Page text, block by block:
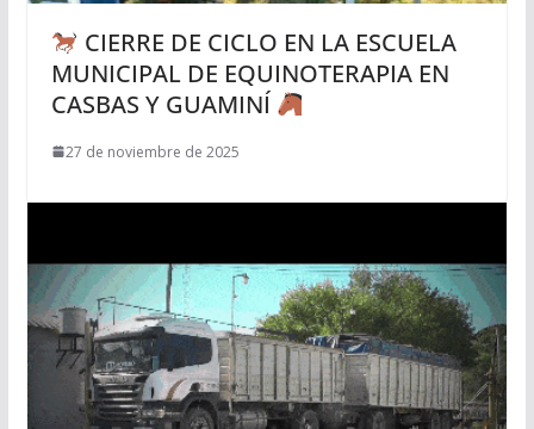
CIERRE DE CICLO EN LA ESCUELA
MUNICIPAL DE EQUINOTERAPIA EN
CASBAS Y GUAMINÍ
27 de noviembre de 2025